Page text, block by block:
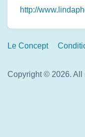
http://
Footer
Le Concept
Copyright © 2026. All